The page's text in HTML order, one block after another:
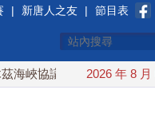
| 新唐人之友 | 節目表
將達成？伊朗傳不收通行費
2026 年 8